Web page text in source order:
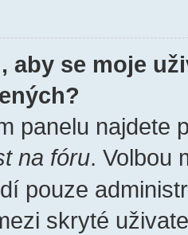
aby se moje
panelu najdete
na fóru. Volbou
pouze
skryté